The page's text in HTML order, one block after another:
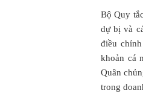
Bộ Quy
dự bị và
điều
khoản cá
Quân
trong